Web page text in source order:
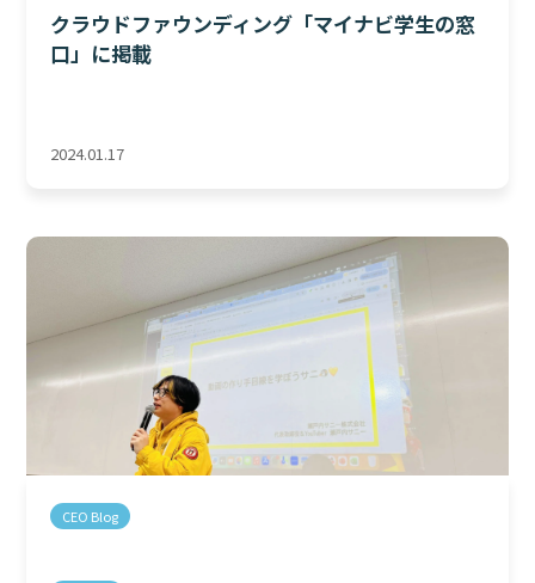
クラウドファウンディング「マイナビ学生の窓
口」に掲載
2024.01.17
CEO Blog